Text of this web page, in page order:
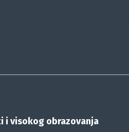
i visokog obrazovanja